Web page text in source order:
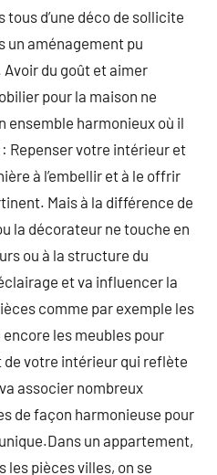
d’une déco de sollicite
un aménagement pu
du goût et aimer
pour la maison ne
ensemble harmonieux où il
Repenser votre intérieur et
à l’embellir et à le offrir
Mais à la différence de
la décorateur ne touche en
ou à la structure du
et va influencer la
comme par exemple les
les meubles pour
votre intérieur qui reflète
associer nombreux
de façon harmonieuse pour
un appartement,
pièces villes, on se